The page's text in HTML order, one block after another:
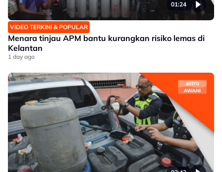
01:24
VIDEO TERKINI & POPULAR
Menara tinjau APM bantu kurangkan risiko lemas di
Kelantan
1 day ago